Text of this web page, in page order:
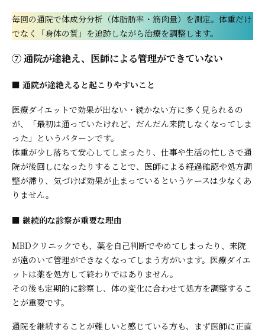
毎回の通院で体成分分析（体脂肪率・筋肉量）を測定。体重だけ
でなく「身体の質」を追跡しながら治療を調整します。
⑦ 通院が途絶え、医師による管理ができていない
■ 通院が途絶えると起こりやすいこと
医療ダイエットで効果が出ない・続かない方に多く見られるの
が、「最初は通っていたけれど、だんだん来院しなくなってしま
った」というパターンです。
体重が少し落ちて安心してしまったり、仕事や生活の忙しさで通
院が後回しになったりすることで、医師による経過確認や処方調
整が滞り、気づけば効果が止まっているというケースは少なくあ
りません。
■ 継続的な診察が重要な理由
MBDクリニックでも、薬を自己判断でやめてしまったり、来院
が遠のいて管理ができなくなってしまう方がいます。医療ダイエ
ットは薬を処方して終わりではありません。
その後も定期的に診察し、体の変化に合わせて処方を調整するこ
とが重要です。
通院を継続することが難しいと感じている方も、まず医師に正直